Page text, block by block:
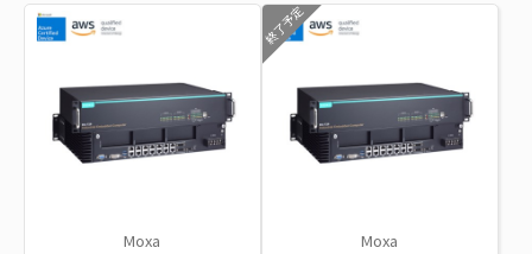
Moxa
終了予定
Moxa